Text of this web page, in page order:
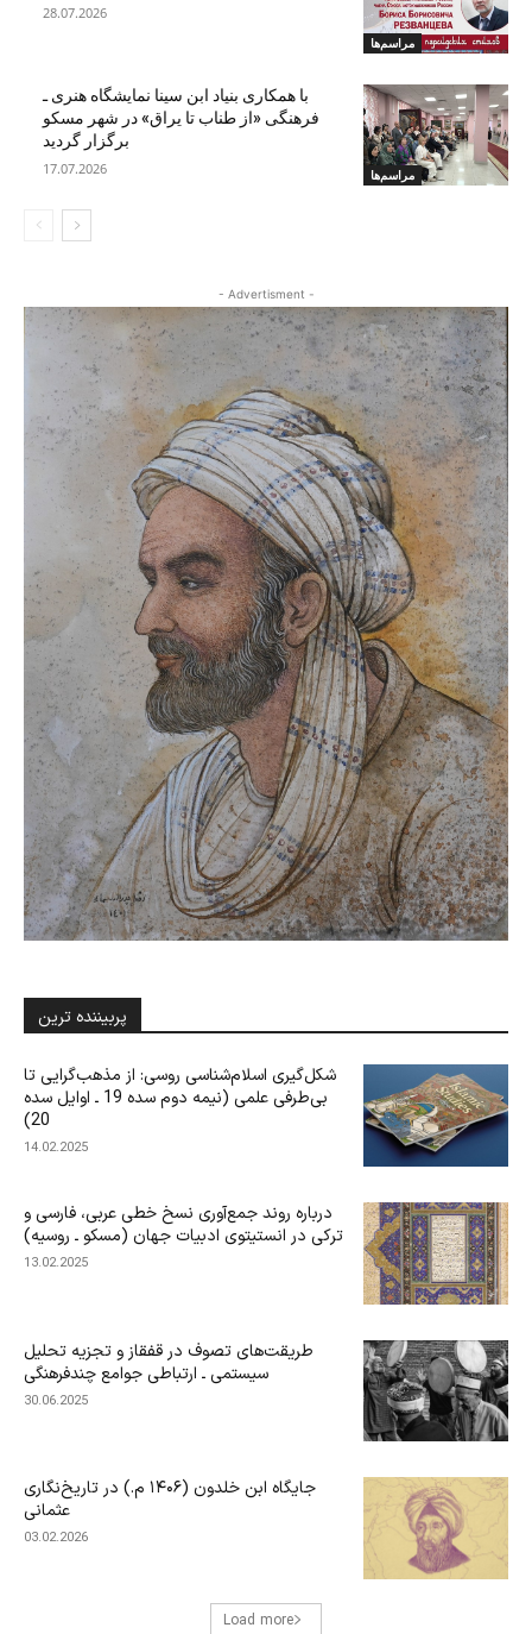
مراسم‌ها
28.07.2026
مراسم‌ها
با همکاری بنیاد ابن سینا نمایشگاه هنری ـ
فرهنگی «از طناب تا یراق» در شهر مسکو
برگزار گردید
17.07.2026
- Advertisment -
پربیننده ترین
شکل‌گیری اسلام‌شناسی روسی: از مذهب‌گرایی تا
بی‌‌‌طرفی علمی (نیمه دوم سده 19 ـ اوایل سده
20)
14.02.2025
درباره‌ روند جمع‌آوری نسخ خطی عربی، فارسی و
ترکی در انستیتوی ادبیات جهان (مسکو ـ روسیه)
13.02.2025
طریقت‌های تصوف در قفقاز و تجزیه تحلیل
سیستمی ـ ارتباطی جوامع چندفرهنگی
30.06.2025
جایگاه ابن‌ خلدون (۱۴۰۶ م.) در تاریخ‌نگاری
عثمانی
03.02.2026
Load more